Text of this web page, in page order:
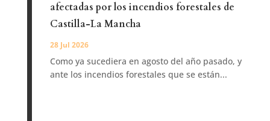
afectadas por los incendios forestales de
Castilla-La Mancha
28 Jul 2026
Como ya sucediera en agosto del año pasado, y
ante los incendios forestales que se están...